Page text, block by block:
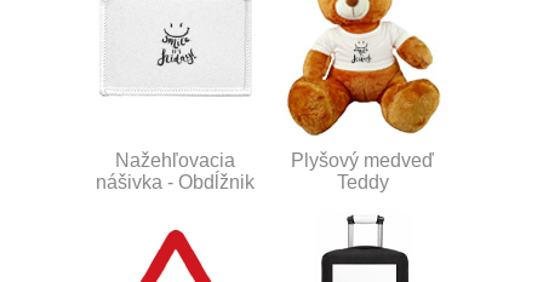
Nažehľovacia
nášivka - Obdĺžnik
Plyšový medveď
Teddy